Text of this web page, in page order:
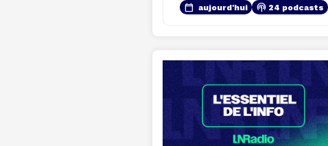
calendar_today aujourd'hui podcasts 24 podcasts